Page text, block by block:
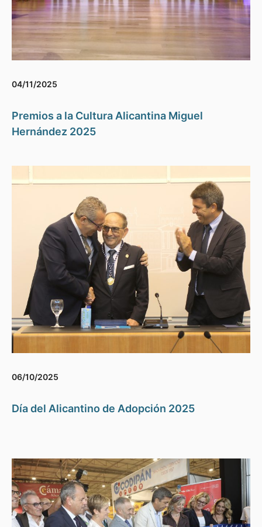
04/11/2025
Premios a la Cultura Alicantina Miguel
Hernández 2025
06/10/2025
Día del Alicantino de Adopción 2025